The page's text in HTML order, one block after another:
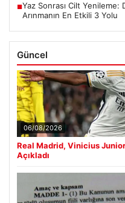
■Yaz Sonrası Cilt
Arınmanın En Etkili 3 Yolu
Güncel
06/08/2026
Real Madrid, Vinicius
Açıkladı